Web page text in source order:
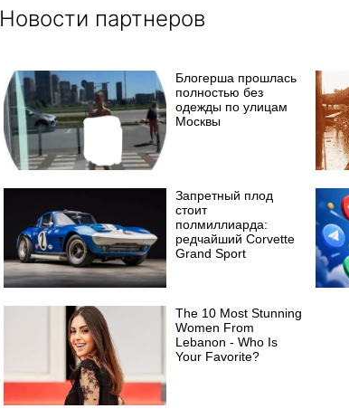
Новости партнеров
Блогерша прошлась
полностью без
одежды по улицам
Москвы
Запретный плод
стоит
полмиллиарда:
редчайший Corvette
Grand Sport
The 10 Most Stunning
Women From
Lebanon - Who Is
Your Favorite?